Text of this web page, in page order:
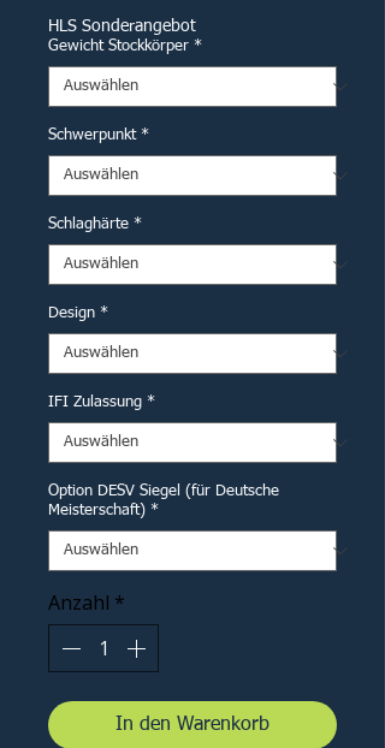
HLS Sonderangebot
Gewicht Stockkörper *
Schwerpunkt *
Schlaghärte *
Design *
IFI Zulassung *
Option DESV Siegel (für Deutsche
Meisterschaft) *
Anzahl *
In den Warenkorb